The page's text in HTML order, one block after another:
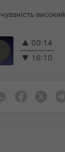
▲ 00:14
▼ 16:10